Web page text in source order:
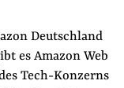
Deutschland
es Amazon Web
Tech-Konzerns